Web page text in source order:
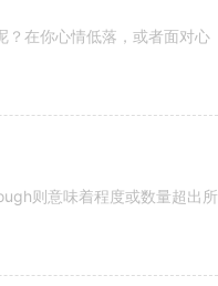
？在你心情低落，或者面对心
则意味着程度或数量超出所